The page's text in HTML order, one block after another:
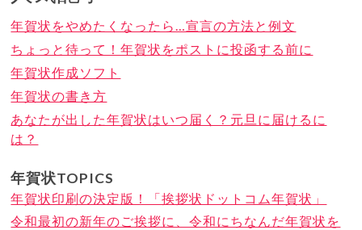
年賀状をやめたくなったら…宣言の方法と例文
ちょっと待って！年賀状をポストに投函する前に
年賀状作成ソフト
年賀状の書き方
あなたが出した年賀状はいつ届く？元旦に届けるに
は？
年賀状TOPICS
年賀状印刷の決定版！「挨拶状ドットコム年賀状」
令和最初の新年のご挨拶に、令和にちなんだ年賀状を